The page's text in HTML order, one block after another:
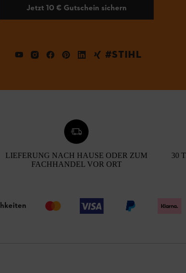
Jetzt 10 € Gutschein sichern
#STIHL
LIEFERUNG NACH HAUSE ODER ZUM
FACHHANDEL VOR ORT
30